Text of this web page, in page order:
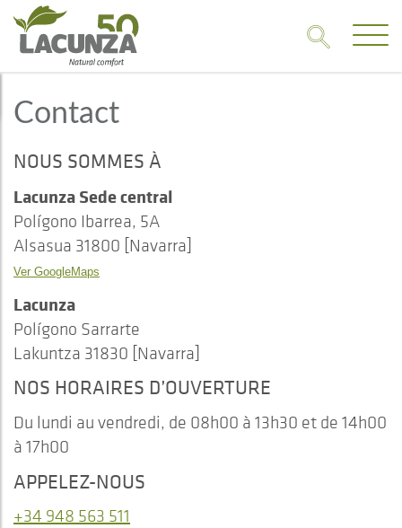
Contact
NOUS SOMMES À
Lacunza Sede central
Polígono Ibarrea, 5A
Alsasua 31800 [Navarra]
Ver GoogleMaps
Lacunza
Polígono Sarrarte
Lakuntza 31830 [Navarra]
NOS HORAIRES D’OUVERTURE
Du lundi au vendredi, de 08h00 à 13h30 et de 14h00
à 17h00
APPELEZ-NOUS
+34 948 563 511